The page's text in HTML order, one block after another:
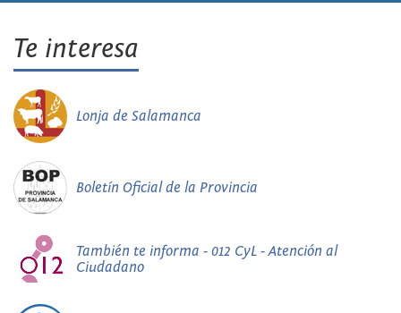
Te interesa
Lonja de Salamanca
Boletín Oficial de la Provincia
También te informa - 012 CyL - Atención al
Ciudadano